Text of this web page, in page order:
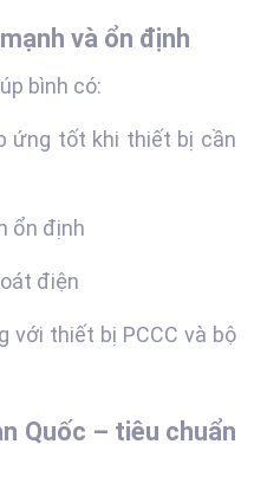
và ổn định
bình có:
tốt khi thiết bị cần
định
điện
thiết bị PCCC và bộ
Quốc – tiêu chuẩn